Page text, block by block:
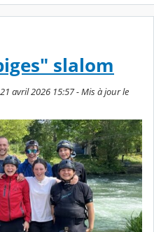
slalom
avril 2026 15:57 - Mis à jour le